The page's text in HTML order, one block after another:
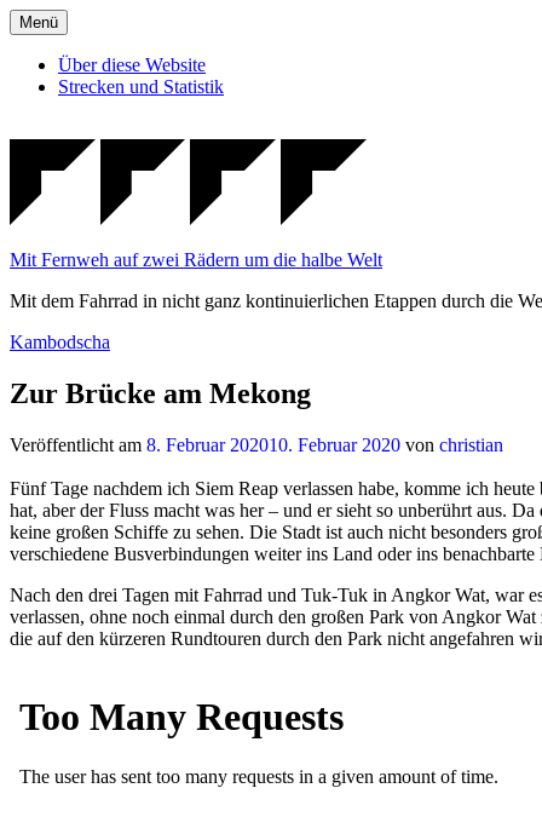
Zum
Inhalt
springen
Menü
Über diese Website
Strecken und Statistik
Mit Fernweh auf zwei Rädern um die halbe Welt
Mit dem Fahrrad in nicht ganz kontinuierlichen Etappen durch die
Veröffentlicht
Kambodscha
Zur Brücke am Mekong
Veröffentlicht am 8. Februar 202010. Februar 2020 von christian
Fünf Tage nachdem ich Siem Reap verlassen habe, komme ich
hat, aber der Fluss macht was her – und er sieht so unberührt aus.
keine großen Schiffe zu sehen. Die Stadt ist auch nicht besonders
verschiedene Busverbindungen weiter ins Land oder ins benachbarte
Nach den drei Tagen mit Fahrrad und Tuk-Tuk in Angkor Wat, war
verlassen, ohne noch einmal durch den großen Park von Angkor
die auf den kürzeren Rundtouren durch den Park nicht angefahren